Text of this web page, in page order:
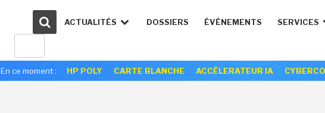
ACTUALITÉS DOSSIERS ÉVÉNEMENTS SERVICES
En ce moment : HP POLY CARTE BLANCHE ACCÉLERATEUR IA